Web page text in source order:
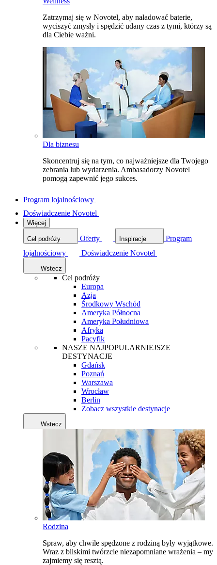
Zatrzymaj się w Novotel, aby naładować baterie,
wyciszyć zmysły i spędzić udany czas z tymi, którzy są
dla Ciebie ważni.
Dla biznesu
Skoncentruj się na tym, co najważniejsze dla Twojego
zebrania lub wydarzenia. Ambasadorzy Novotel
pomogą zapewnić jego sukces.
Program lojalnościowy
Doświadczenie Novotel
Więcej
Cel podróży Oferty Inspiracje
Program
lojalnościowy
Doświadczenie Novotel
Wstecz
Cel podróży
Europa
Azja
Środkowy Wschód
Ameryka Północna
Ameryka Południowa
Afryka
Pacyfik
NASZE NAJPOPULARNIEJSZE
DESTYNACJE
Gdańsk
Poznań
Warszawa
Wrocław
Berlin
Zobacz wszystkie destynacje
Wstecz
Rodzina
Spraw, aby chwile spędzone z rodziną były wyjątkowe.
Wraz z bliskimi twórzcie niezapomniane wrażenia – my
zajmiemy się resztą.